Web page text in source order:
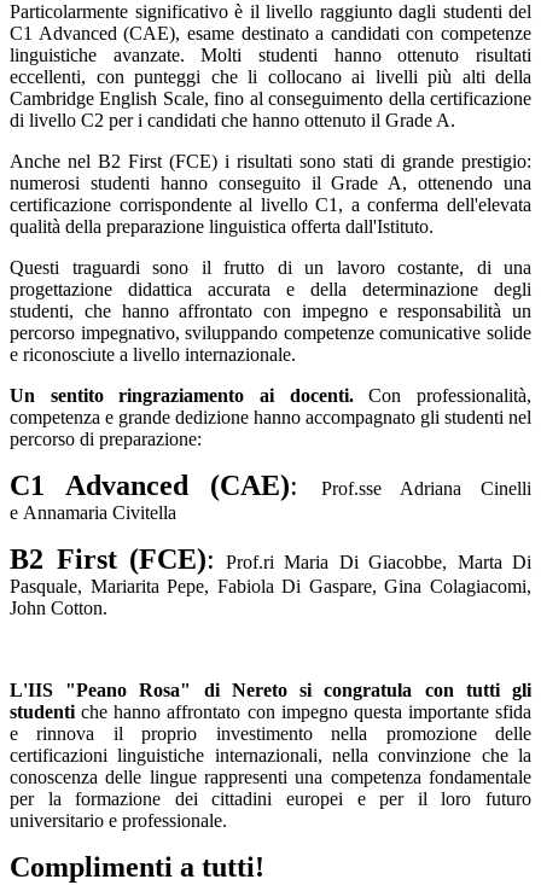
Particolarmente significativo è il livello raggiunto dagli studenti del
C1 Advanced (CAE), esame destinato a candidati con competenze
linguistiche avanzate. Molti studenti hanno ottenuto risultati
eccellenti, con punteggi che li collocano ai livelli più alti della
Cambridge English Scale, fino al conseguimento della certificazione
di livello C2 per i candidati che hanno ottenuto il Grade A.
Anche nel B2 First (FCE) i risultati sono stati di grande prestigio:
numerosi studenti hanno conseguito il Grade A, ottenendo una
certificazione corrispondente al livello C1, a conferma dell'elevata
qualità della preparazione linguistica offerta dall'Istituto.
Questi traguardi sono il frutto di un lavoro costante, di una
progettazione didattica accurata e della determinazione degli
studenti, che hanno affrontato con impegno e responsabilità un
percorso impegnativo, sviluppando competenze comunicative solide
e riconosciute a livello internazionale.
Un sentito ringraziamento ai docenti.Con professionalità,
competenza e grande dedizione hanno accompagnato gli studenti nel
percorso di preparazione:
C1 Advanced (CAE):
Prof.sse Adriana Cinelli
e Annamaria Civitella
B2 First (FCE):
Prof.ri Maria Di Giacobbe, Marta Di
Pasquale, Mariarita Pepe, Fabiola Di Gaspare, Gina Colagiacomi,
John Cotton.
L'IIS "Peano Rosa" di Nereto si congratula con tutti gli
studentiche hanno affrontato con impegno questa importante sfida
e rinnova il proprio investimento nella promozione delle
certificazioni linguistiche internazionali, nella convinzione che la
conoscenza delle lingue rappresenti una competenza fondamentale
per la formazione dei cittadini europei e per il loro futuro
universitario e professionale.
Complimenti a tutti!